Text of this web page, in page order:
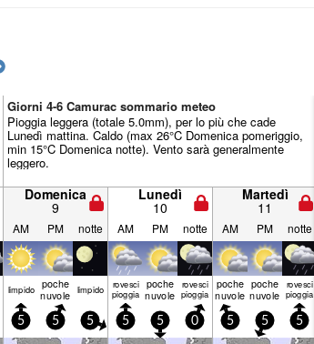
Giorni 4-6 Camurac sommario meteo
Pioggia leggera (totale 5.0mm), per lo più che cade
Lunedì mattina. Caldo (max 26°C Domenica pomeriggio,
min 15°C Domenica notte). Vento sarà generalmente
leggero.
Domenica
9
Lunedì
10
Martedì
11
AM PM notte AM PM notte AM PM notte
limp­ido poche
nuvole limp­ido rovesci
pioggia
poche
nuvole
rovesci
pioggia
poche
nuvole
poche
nuvole
rovesci
pioggia
5 5 5 5 5 0 5 5 5